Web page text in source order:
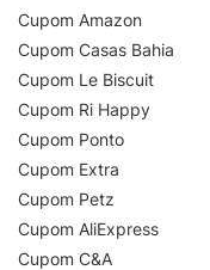
Cupom Amazon
Cupom Casas Bahia
Cupom Le Biscuit
Cupom Ri Happy
Cupom Ponto
Cupom Extra
Cupom Petz
Cupom AliExpress
Cupom C&A